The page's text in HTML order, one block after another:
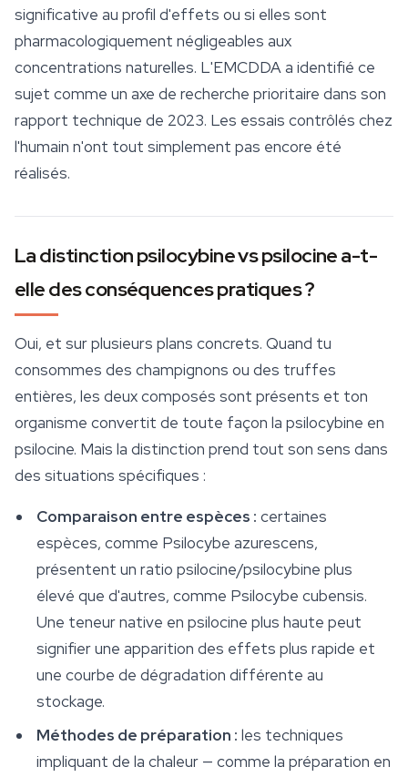
significative au profil d'effets ou si elles sont
pharmacologiquement négligeables aux
concentrations naturelles. L'EMCDDA a identifié ce
sujet comme un axe de recherche prioritaire dans son
rapport technique de 2023. Les essais contrôlés chez
l'humain n'ont tout simplement pas encore été
réalisés.
La distinction psilocybine vs psilocine a-t-
elle des conséquences pratiques ?
Oui, et sur plusieurs plans concrets. Quand tu
consommes des champignons ou des truffes
entières, les deux composés sont présents et ton
organisme convertit de toute façon la psilocybine en
psilocine. Mais la distinction prend tout son sens dans
des situations spécifiques :
Comparaison entre espèces : certaines
espèces, comme Psilocybe azurescens,
présentent un ratio psilocine/psilocybine plus
élevé que d'autres, comme Psilocybe cubensis.
Une teneur native en psilocine plus haute peut
signifier une apparition des effets plus rapide et
une courbe de dégradation différente au
stockage.
Méthodes de préparation : les techniques
impliquant de la chaleur — comme la préparation en